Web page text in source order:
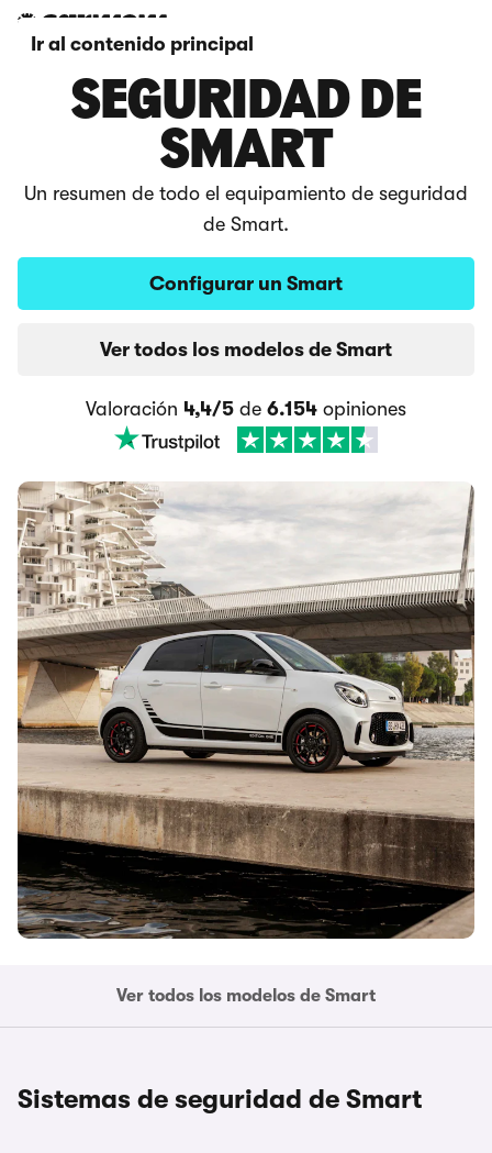
Ir al contenido principal
SEGURIDAD DE
SMART
Un resumen de todo el equipamiento de seguridad
de Smart.
Configurar un Smart
Ver todos los modelos de Smart
Valoración 4,4/5 de 6.154 opiniones
Ver todos los modelos de Smart
Sistemas de seguridad de Smart